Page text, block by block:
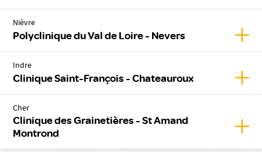
Nièvre
Polyclinique du Val de Loire - Nevers
Indre
Clinique Saint-François - Chateauroux
Cher
Clinique des Grainetières - St Amand
Montrond